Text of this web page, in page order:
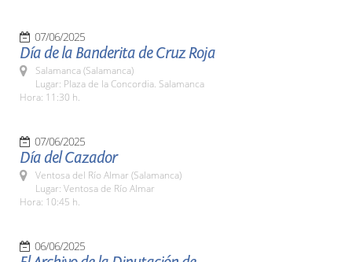
07/06/2025
Día de la Banderita de Cruz Roja
Salamanca (Salamanca)
Lugar: Plaza de la Concordia. Salamanca
Hora: 11:30 h.
07/06/2025
Día del Cazador
Ventosa del Río Almar (Salamanca)
Lugar: Ventosa de Río Almar
Hora: 10:45 h.
06/06/2025